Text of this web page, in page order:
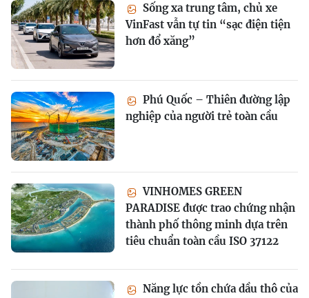
Sống xa trung tâm, chủ xe
VinFast vẫn tự tin “sạc điện tiện
hơn đổ xăng”
Phú Quốc – Thiên đường lập
nghiệp của người trẻ toàn cầu
VINHOMES GREEN
PARADISE được trao chứng nhận
thành phố thông minh dựa trên
tiêu chuẩn toàn cầu ISO 37122
Năng lực tồn chứa dầu thô của